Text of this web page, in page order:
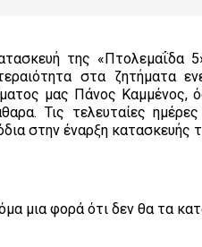
της «Πτολεμαΐδα
στα ζητήματα
μας Πάνος Καμμένος,
Τις τελευταίες
στην έναρξη κατασκευής
μια φορά ότι δεν θα τα